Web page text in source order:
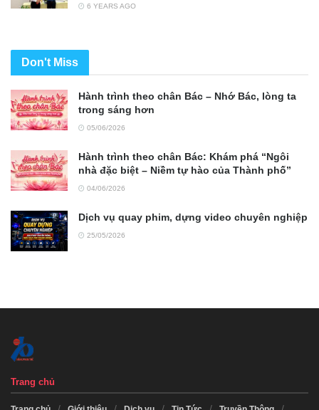
6 YEARS AGO
Don't Miss
Hành trình theo chân Bác – Nhớ Bác, lòng ta
trong sáng hơn
05/06/2026
Hành trình theo chân Bác: Khám phá “Ngôi
nhà đặc biệt – Niềm tự hào của Thành phố”
04/06/2026
Dịch vụ quay phim, dựng video chuyên nghiệp
25/05/2026
Trang chủ